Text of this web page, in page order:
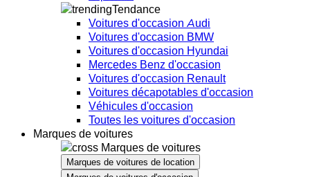
Tendance
Voitures d'occasion Audi
Voitures d'occasion BMW
Voitures d'occasion Hyundai
Mercedes Benz d'occasion
Voitures d'occasion Renault
Voitures décapotables d'occasion
Véhicules d'occasion
Toutes les voitures d'occasion
Marques de voitures
Marques de voitures
Marques de voitures de location